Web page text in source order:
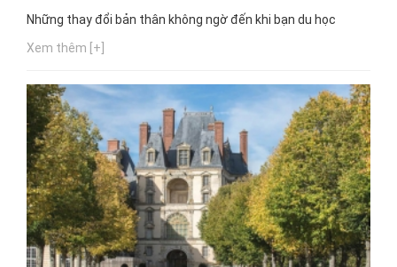
Những thay đổi bản thân không ngờ đến khi bạn du học
Xem thêm [+]